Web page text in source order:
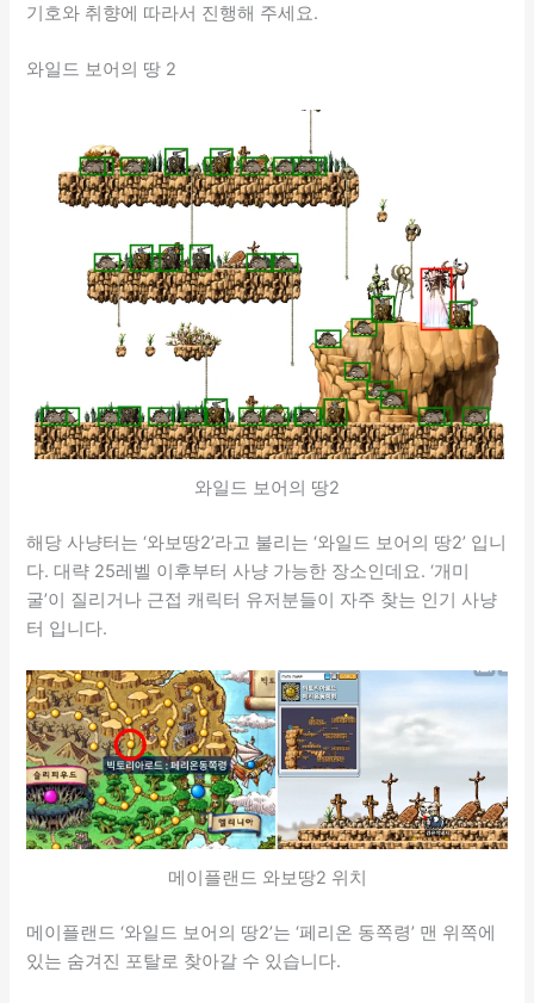
기호와 취향에 따라서 진행해 주세요.
와일드 보어의 땅 2
와일드 보어의 땅2
해당 사냥터는 ‘와보땅2’라고 불리는 ‘와일드 보어의 땅2’ 입니
다. 대략 25레벨 이후부터 사냥 가능한 장소인데요. ‘개미
굴’이 질리거나 근접 캐릭터 유저분들이 자주 찾는 인기 사냥
터 입니다.
메이플랜드 와보땅2 위치
메이플랜드 ‘와일드 보어의 땅2’는 ‘페리온 동쪽령’ 맨 위쪽에
있는 숨겨진 포탈로 찾아갈 수 있습니다.